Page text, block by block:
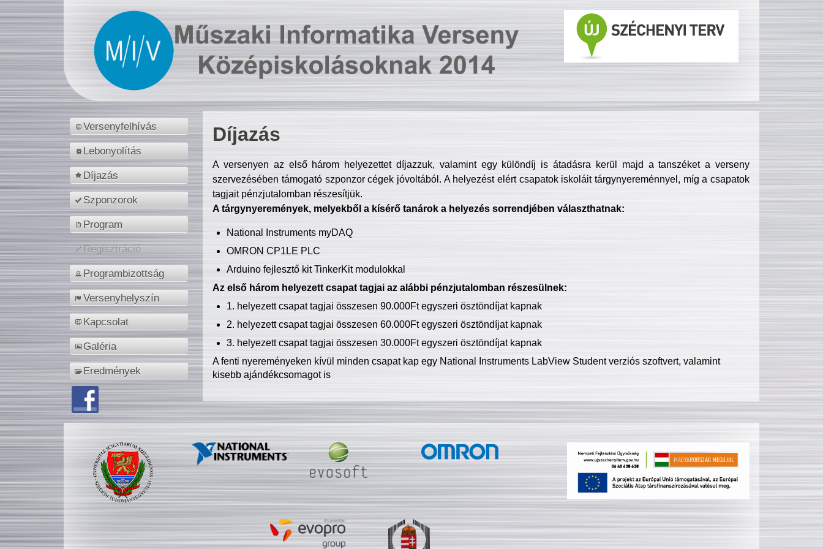
Versenyfelhívás
Lebonyolítás
Díjazás
Szponzorok
Program
Regisztráció
Programbizottság
Versenyhelyszín
Kapcsolat
Galéria
Eredmények
Díjazás
A versenyen az első három helyezettet díjazzuk, valamint egy különdíj is átadásra kerül majd a tanszéket a verseny
szervezésében támogató szponzor cégek jóvoltából. A helyezést elért csapatok iskoláit tárgynyereménnyel, míg a csapatok
tagjait pénzjutalomban részesítjük.
A tárgynyeremények, melyekből a kísérő tanárok a helyezés sorrendjében választhatnak:
National Instruments myDAQ
OMRON CP1LE PLC
Arduino fejlesztő kit TinkerKit modulokkal
Az első három helyezett csapat tagjai az alábbi pénzjutalomban részesülnek:
1. helyezett csapat tagjai összesen 90.000Ft egyszeri ösztöndíjat kapnak
2. helyezett csapat tagjai összesen 60.000Ft egyszeri ösztöndíjat kapnak
3. helyezett csapat tagjai összesen 30.000Ft egyszeri ösztöndíjat kapnak
A fenti nyereményeken kívül minden csapat kap egy National Instruments LabView Student verziós szoftvert, valamint
kisebb ajándékcsomagot is